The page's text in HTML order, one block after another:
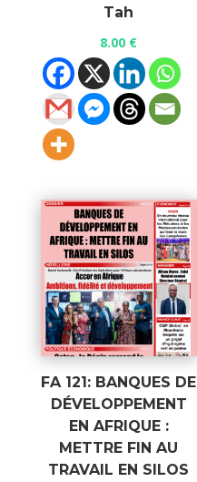
Tah
8.00 €
FA 121: BANQUES DE
DÉVELOPPEMENT
EN AFRIQUE :
METTRE FIN AU
TRAVAIL EN SILOS